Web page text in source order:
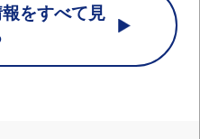
をすべて見